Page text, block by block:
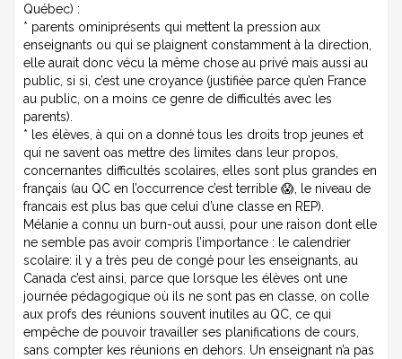
Québec) :
* parents ominiprésents qui mettent la pression aux
enseignants ou qui se plaignent constamment à la direction,
elle aurait donc vécu la même chose au privé mais aussi au
public, si si, c’est une croyance (justifiée parce qu’en France
au public, on a moins ce genre de difficultés avec les
parents).
* les élèves, à qui on a donné tous les droits trop jeunes et
qui ne savent oas mettre des limites dans leur propos,
concernantes difficultés scolaires, elles sont plus grandes en
français (au QC en l’occurrence c’est terrible 😱, le niveau de
francais est plus bas que celui d’une classe en REP).
Mélanie a connu un burn-out aussi, pour une raison dont elle
ne semble pas avoir compris l’importance : le calendrier
scolaire: il y a très peu de congé pour les enseignants, au
Canada c’est ainsi, parce que lorsque les élèves ont une
journée pédagogique où ils ne sont pas en classe, on colle
aux profs des réunions souvent inutiles au QC, ce qui
empêche de pouvoir travailler ses planifications de cours,
sans compter kes réunions en dehors. Un enseignant n’a pas